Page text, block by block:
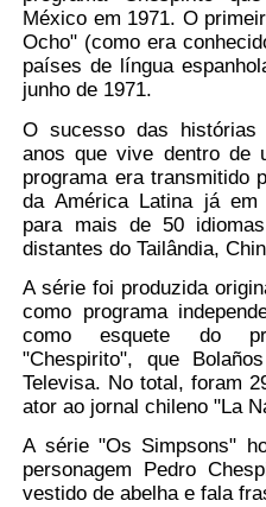
México em 1971. O
Ocho" (como era
países de língua
junho de 1971.
O sucesso das
anos que vive dentro de
programa era transmitido
da América Latina já
para mais de 50
distantes do Tailândia,
A série foi produzida
como programa
como esquete do
"Chespirito", que
Televisa. No total, foram
ator ao jornal chileno "La
A série "Os Simpsons"
personagem Pedro
vestido de abelha e fala